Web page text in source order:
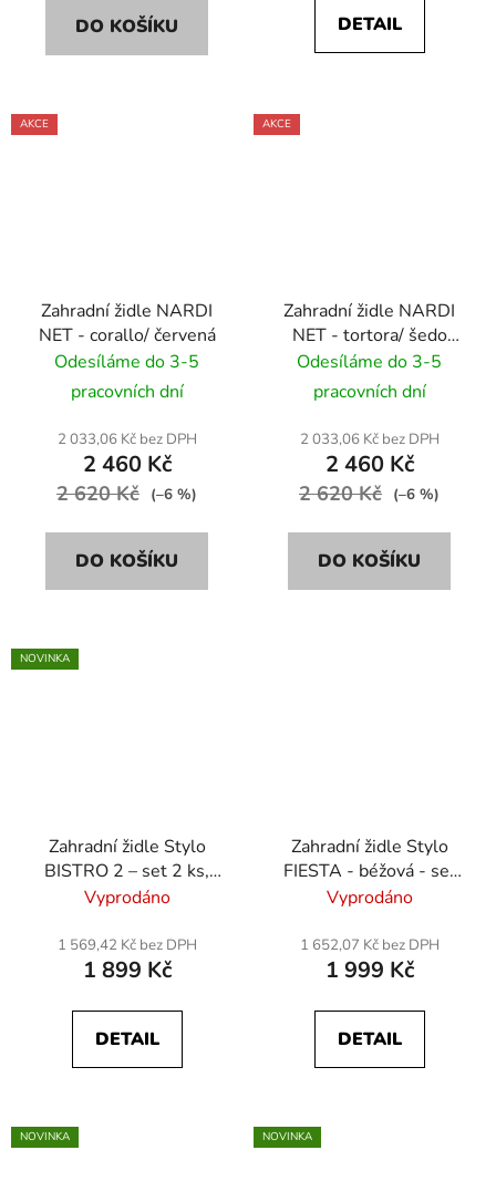
DO KOŠÍKU DETAIL
AKCE
Zahradní židle NARDI
NET - corallo/ červená
Odesíláme do 3-5
pracovních dní
2 033,06 Kč bez DPH
2 460 Kč
2 620 Kč (–6 %)
DO KOŠÍKU
AKCE
Zahradní židle NARDI
NET - tortora/ šedo
hnědá
Odesíláme do 3-5
pracovních dní
2 033,06 Kč bez DPH
2 460 Kč
2 620 Kč (–6 %)
DO KOŠÍKU
NOVINKA
Zahradní židle Stylo
BISTRO 2 – set 2 ks,
textilene - černá
Vyprodáno
1 569,42 Kč bez DPH
1 899 Kč
DETAIL
Zahradní židle Stylo
FIESTA - béžová - set
4ks
Vyprodáno
1 652,07 Kč bez DPH
1 999 Kč
DETAIL
NOVINKA NOVINKA